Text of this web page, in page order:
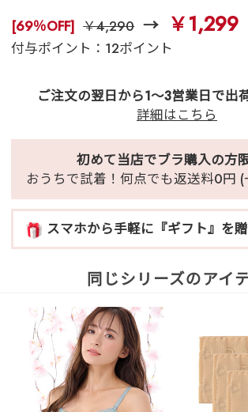
[69％OFF] ￥4,290 ￥1,299
付与ポイント：12ポイント
ご注文の翌日から1～3営業日で出
詳細はこちら
初めて当店でブラ購入の方
おうちで試着！何点でも返送料0円
スマホから手軽に『ギフト』を
同じシリーズのアイ